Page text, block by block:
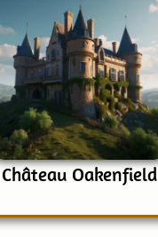
Château Oakenfield